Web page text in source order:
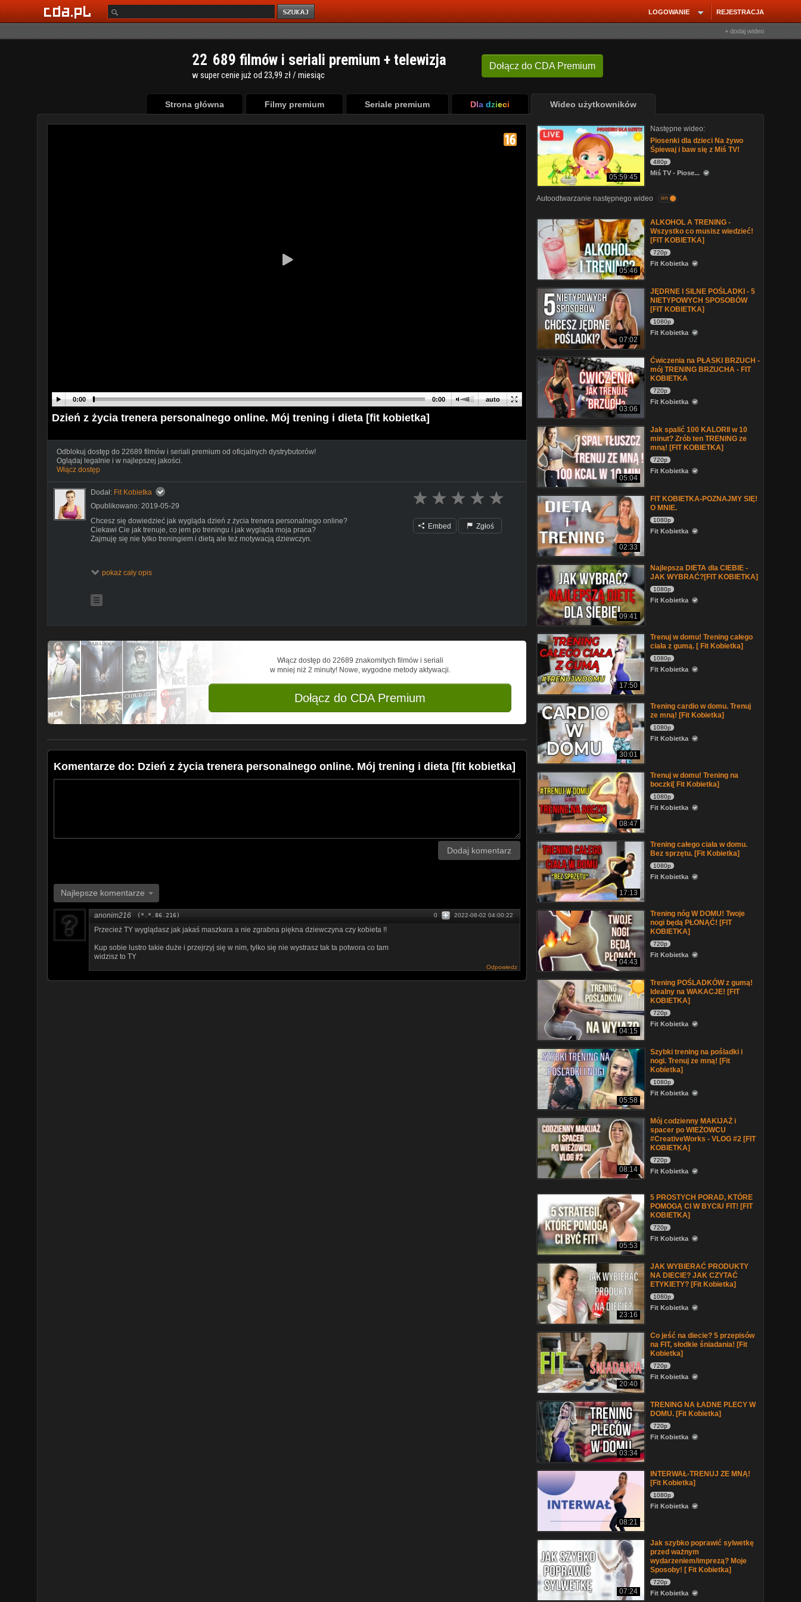
REJESTRACJA
LOGOWANIE
+ dodaj wideo
Dołącz do CDA Premium
22 689 filmów i seriali premium + telewizja
w super cenie już od 23,99 zł / miesiąc
Strona główna Filmy premium Seriale premium Dla dzieci Wideo użytkowników
auto
0:00 0:00
Dzień z życia trenera personalnego online. Mój trening i dieta [fit kobietka]
Odblokuj dostęp do 22689 filmów i seriali premium od oficjalnych dystrybutorów!
Oglądaj legalnie i w najlepszej jakości.
Włącz dostęp
Dodał: Fit Kobietka
Opublikowano: 2019-05-29
Chcesz się dowiedzieć jak wygląda dzień z życia trenera personalnego online?
Ciekawi Cie jak trenuje, co jem po treningu i jak wygląda moja praca?
Zajmuję się nie tylko treningiem i dietą ale też motywacją dziewczyn.
www.fitkobietka.pl
pokaż cały opis
Embed Zgłoś
Włącz dostęp do 22689 znakomitych filmów i seriali
w mniej niż 2 minuty! Nowe, wygodne metody aktywacji.
Dołącz do CDA Premium
Komentarze do: Dzień z życia trenera personalnego online. Mój trening i dieta [fit kobietka]
Dodaj komentarz
Najlepsze komentarze
anonim216 (*.*.86.216) 2022-08-02 04:00:22
0
Przecież TY wyglądasz jak jakaś maszkara a nie zgrabna piękna dziewczyna czy kobieta !!
Kup sobie lustro takie duże i przejrzyj się w nim, tylko się nie wystrasz tak ta potwora co tam
widzisz to TY
Odpowiedz
05:59:45
Następne wideo:
Piosenki dla dzieci Na żywo
Śpiewaj i baw się z Miś TV!
480p
Miś TV - Piose...
Autoodtwarzanie następnego wideo on
05:46
ALKOHOL A TRENING -
Wszystko co musisz wiedzieć!
[FIT KOBIETKA]
720p
Fit Kobietka
07:02
JĘDRNE I SILNE POŚLADKI - 5
NIETYPOWYCH SPOSOBÓW
[FIT KOBIETKA]
1080p
Fit Kobietka
03:06
Ćwiczenia na PŁASKI BRZUCH -
mój TRENING BRZUCHA - FIT
KOBIETKA
720p
Fit Kobietka
05:04
Jak spalić 100 KALORII w 10
minut? Zrób ten TRENING ze
mną! [FIT KOBIETKA]
720p
Fit Kobietka
02:33
FIT KOBIETKA-POZNAJMY SIĘ!
O MNIE.
1080p
Fit Kobietka
09:41
Najlepsza DIETA dla CIEBIE -
JAK WYBRAĆ?[FIT KOBIETKA]
1080p
Fit Kobietka
17:50
Trenuj w domu! Trening całego
ciała z gumą. [ Fit Kobietka]
1080p
Fit Kobietka
30:01
Trening cardio w domu. Trenuj
ze mną! [Fit Kobietka]
1080p
Fit Kobietka
08:47
Trenuj w domu! Trening na
boczki[ Fit Kobietka]
1080p
Fit Kobietka
17:13
Trening całego ciała w domu.
Bez sprzętu. [Fit Kobietka]
1080p
Fit Kobietka
04:43
Trening nóg W DOMU! Twoje
nogi będą PŁONĄĆ! [FIT
KOBIETKA]
720p
Fit Kobietka
04:15
Trening POŚLADKÓW z gumą!
Idealny na WAKACJE! [FIT
KOBIETKA]
720p
Fit Kobietka
05:58
Szybki trening na pośladki i
nogi. Trenuj ze mną! [Fit
Kobietka]
1080p
Fit Kobietka
08:14
Mój codzienny MAKIJAŻ i
spacer po WIEŻOWCU
#CreativeWorks - VLOG #2 [FIT
KOBIETKA]
720p
Fit Kobietka
05:53
5 PROSTYCH PORAD, KTÓRE
POMOGĄ CI W BYCIU FIT! [FIT
KOBIETKA]
720p
Fit Kobietka
23:16
JAK WYBIERAĆ PRODUKTY
NA DIECIE? JAK CZYTAĆ
ETYKIETY? [Fit Kobietka]
1080p
Fit Kobietka
20:40
Co jeść na diecie? 5 przepisów
na FIT, słodkie śniadania! [Fit
Kobietka]
720p
Fit Kobietka
03:34
TRENING NA ŁADNE PLECY W
DOMU. [Fit Kobietka]
720p
Fit Kobietka
08:21
INTERWAŁ-TRENUJ ZE MNĄ!
[Fit Kobietka]
1080p
Fit Kobietka
07:24
Jak szybko poprawić sylwetkę
przed ważnym
wydarzeniem/imprezą? Moje
Sposoby! [ Fit Kobietka]
720p
Fit Kobietka